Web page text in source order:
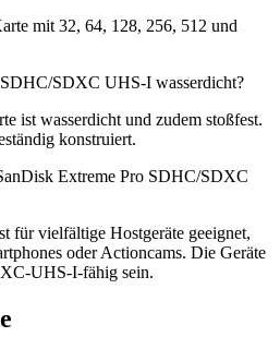
mit 32, 64, 128, 256, 512 und
SDXC UHS-I wasserdicht?
ist wasserdicht und zudem stoßfest.
konstruiert.
Extreme Pro SDHC/SDXC
für vielfältige Hostgeräte geeignet,
oder Actioncams. Die Geräte
UHS-I-fähig sein.